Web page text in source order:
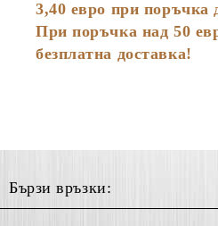
3,40 евро при поръчка
При поръчка над 50
безплатна доставка!
Бързи връзки: